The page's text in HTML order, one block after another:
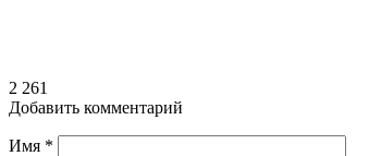
2 261
Добавить комментарий
Имя *